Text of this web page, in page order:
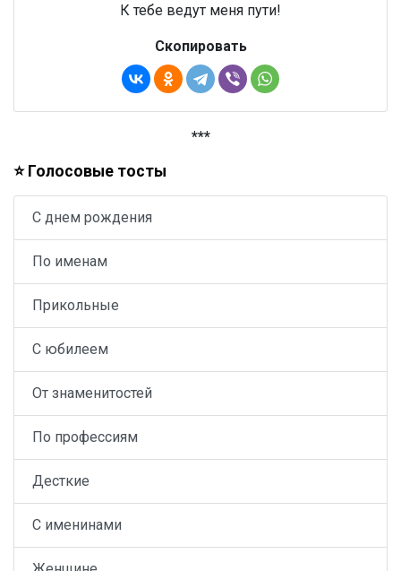
К тебе ведут меня пути!
Скопировать
***
⭐ Голосовые тосты
С днем рождения
По именам
Прикольные
С юбилеем
От знаменитостей
По профессиям
Десткие
С именинами